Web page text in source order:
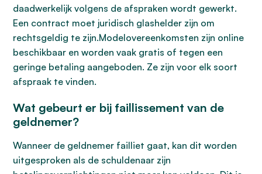
daadwerkelijk volgens de afspraken wordt gewerkt.
Een contract moet juridisch glashelder zijn om
rechtsgeldig te zijn.Modelovereenkomsten zijn online
beschikbaar en worden vaak gratis of tegen een
geringe betaling aangeboden. Ze zijn voor elk soort
afspraak te vinden.
Wat gebeurt er bij faillissement van de
geldnemer?
Wanneer de geldnemer failliet gaat, kan dit worden
uitgesproken als de schuldenaar zijn